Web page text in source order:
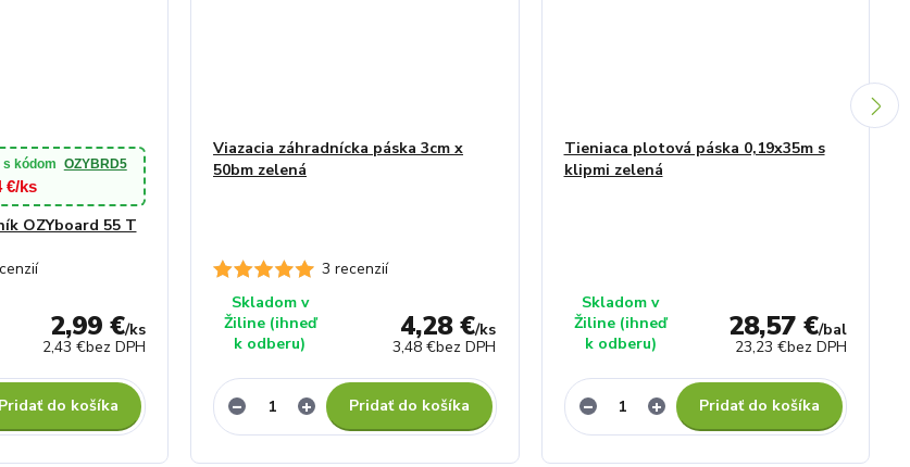
s kódom OZYBRD5
€/ks
OZYboard 55 T
2,99 €/ks
2,43 €bez DPH
Pridať do košíka
3 recenzií
Viazacia záhradnícka páska 3cm x
50bm zelená
4,28 €/ks
3,48 €bez DPH
Skladom v
Žiline (ihneď
k odberu)
Pridať do košíka
Tieniaca plotová páska 0,19x35m s
klipmi zelená
28,57 €/bal
23,23 €bez DPH
Skladom v
Žiline (ihneď
k odberu)
Pridať do košíka